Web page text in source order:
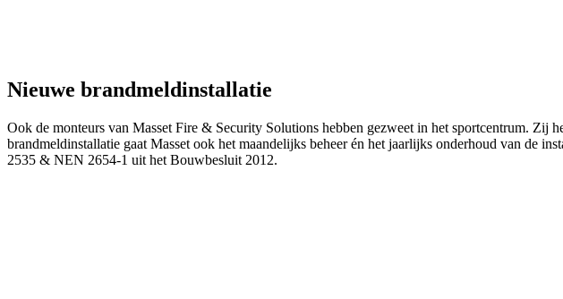
Nieuwe brandmeldinstallatie
Ook de monteurs van Masset Fire & Security Solutions hebben gezweet in het sportcentrum. Zij
brandmeldinstallatie gaat Masset ook het maandelijks beheer én het jaarlijks onderhoud van de
2535 & NEN 2654-1 uit het Bouwbesluit 2012.